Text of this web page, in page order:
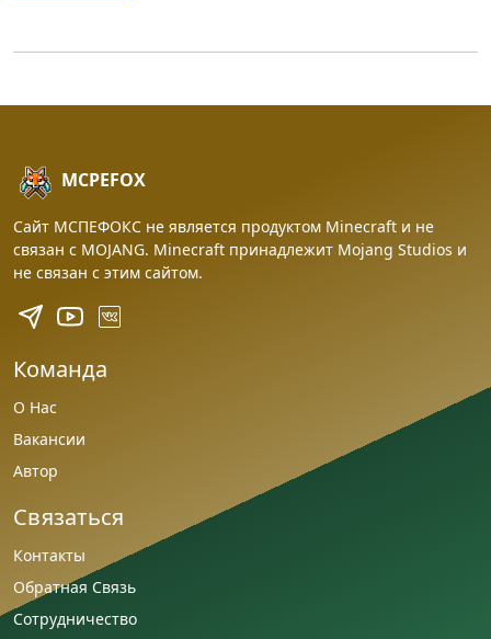
MCPEFOX
Сайт МСПЕФОКС не является продуктом Minecraft и не
связан с MOJANG. Minecraft принадлежит Mojang Studios и
не связан с этим сайтом.
Команда
О Нас
Вакансии
Автор
Связаться
Контакты
Обратная Связь
Сотрудничество